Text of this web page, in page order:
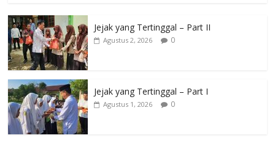
Jejak yang Tertinggal – Part II
Agustus 2, 2026 0
Jejak yang Tertinggal – Part I
Agustus 1, 2026 0